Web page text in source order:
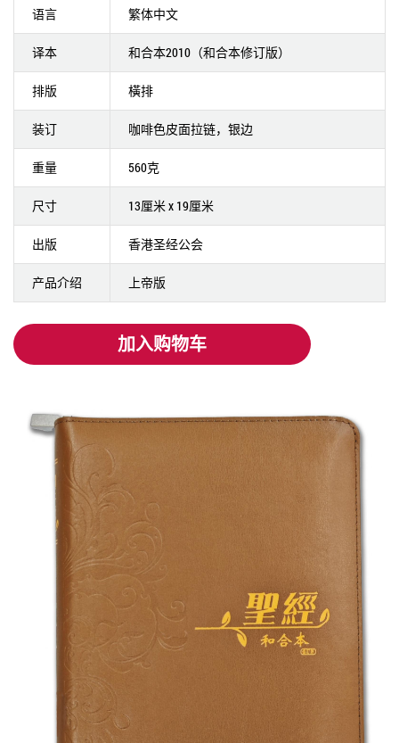
语言 繁体中文
译本 和合本2010（和合本修订版）
排版 橫排
装订 咖啡色皮面拉链，银边
重量 560克
尺寸 13厘米 x 19厘米
出版 香港圣经公会
产品介绍 上帝版
加入购物车
加入购物车